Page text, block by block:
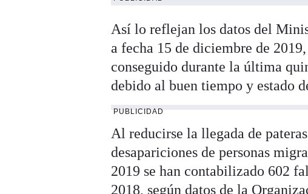
Así lo reflejan los datos del
a fecha 15 de diciembre de
conseguido durante la última
debido al buen tiempo y estado
PUBLICIDAD
Al reducirse la llegada de
desapariciones de personas
2019 se han contabilizado 602
2018, según datos de la